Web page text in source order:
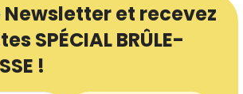
et recevez
SPÉCIAL BRÛLE-
!